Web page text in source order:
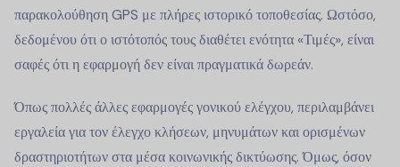
παρακολούθηση GPS με πλήρες ιστορικό τοποθεσίας. Ωστόσο,
δεδομένου ότι ο ιστότοπός τους διαθέτει ενότητα «Τιμές», είναι
σαφές ότι η εφαρμογή δεν είναι πραγματικά δωρεάν.
Όπως πολλές άλλες εφαρμογές γονικού ελέγχου, περιλαμβάνει
εργαλεία για τον έλεγχο κλήσεων, μηνυμάτων και ορισμένων
δραστηριοτήτων στα μέσα κοινωνικής δικτύωσης. Όμως, όσον